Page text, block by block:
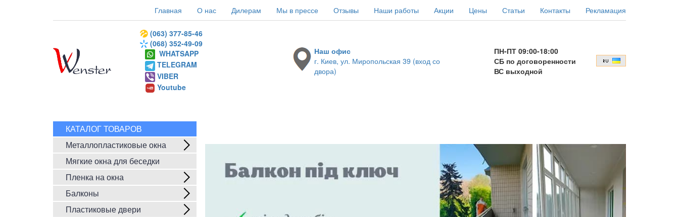
Главная О нас Дилерам Мы в прессе Отзывы Наши работы Акции Цены Статьи Контакты Рекламация
(063) 377-85-46
(068) 352-49-09
WHATSAPP
TELEGRAM
VIBER
Youtube
Наш офис
г. Киев, ул. Миропольская 39 (вход со
двора)
ПН-ПТ 09:00-18:00
СБ по договоренности
ВС выходной
КАТАЛОГ ТОВАРОВ
Металлопластиковые окна
Мягкие окна для беседки
Пленка на окна
Балконы
Пластиковые двери